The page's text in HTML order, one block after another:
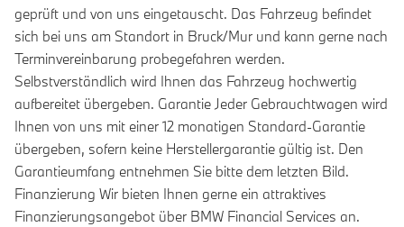
geprüft und von uns eingetauscht. Das Fahrzeug befindet
sich bei uns am Standort in Bruck/Mur und kann gerne nach
Terminvereinbarung probegefahren werden.
Selbstverständlich wird Ihnen das Fahrzeug hochwertig
aufbereitet übergeben. Garantie Jeder Gebrauchtwagen wird
Ihnen von uns mit einer 12 monatigen Standard-Garantie
übergeben, sofern keine Herstellergarantie gültig ist. Den
Garantieumfang entnehmen Sie bitte dem letzten Bild.
Finanzierung Wir bieten Ihnen gerne ein attraktives
Finanzierungsangebot über BMW Financial Services an.